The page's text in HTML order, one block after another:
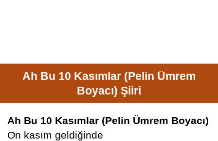
Ah Bu 10 Kasımlar (Pelin Ümrem
Boyacı) Şiiri
Ah Bu 10 Kasımlar (Pelin Ümrem Boyacı)
On kasım geldiğinde